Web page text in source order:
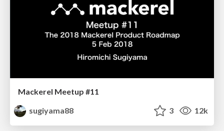
Mackerel Meetup #11
sugiyama88
3 12k